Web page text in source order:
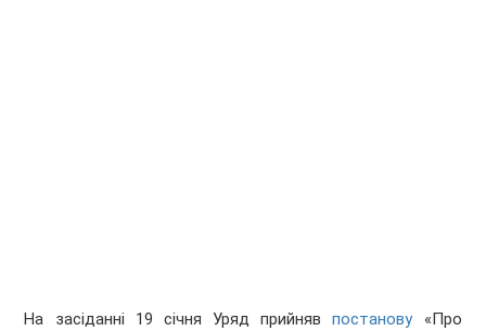
На засіданні 19 січня Уряд прийнявпостанову«Про